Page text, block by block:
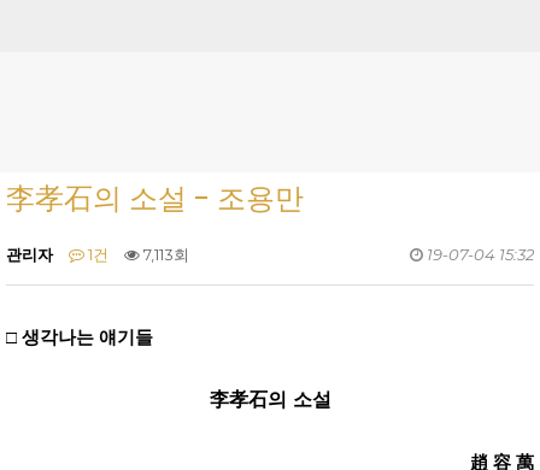
李孝石의 소설 - 조용만
관리자 1건 7,113회 19-07-04 15:32
□ 생각나는 얘기들
李孝石의 소설
趙 容 萬